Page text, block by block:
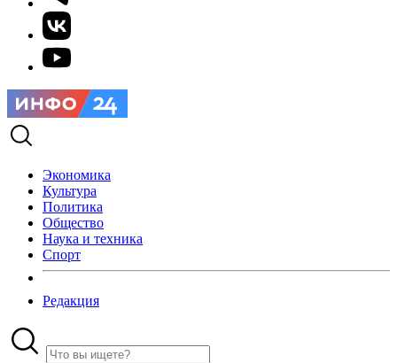
Экономика
Культура
Политика
Общество
Наука и техника
Спорт
Редакция